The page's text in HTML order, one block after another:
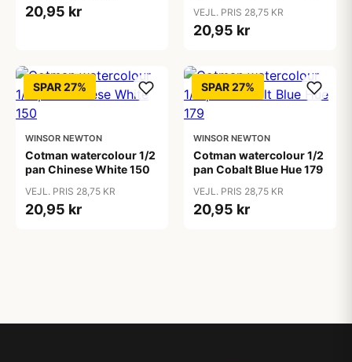
20,95 kr VEJL. PRIS 28,75 KR
20,95 kr
SPAR 27%
WINSOR NEWTON
Cotman watercolour 1/2
pan Chinese White 150
VEJL. PRIS 28,75 KR
20,95 kr
SPAR 27%
WINSOR NEWTON
Cotman watercolour 1/2
pan Cobalt Blue Hue 179
VEJL. PRIS 28,75 KR
20,95 kr